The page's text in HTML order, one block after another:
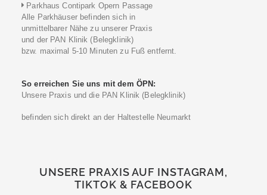
Parkhaus Contipark Opern Passage
Alle Parkhäuser befinden sich in
unmittelbarer Nähe zu unserer Praxis
und der PAN Klinik (Belegklinik)
bzw. maximal 5-10 Minuten zu Fuß entfernt.
So erreichen Sie uns mit dem ÖPN:
Unsere Praxis und die PAN Klinik (Belegklinik)
befinden sich direkt an der Haltestelle Neumarkt
UNSERE PRAXIS AUF INSTAGRAM,
TIKTOK & FACEBOOK